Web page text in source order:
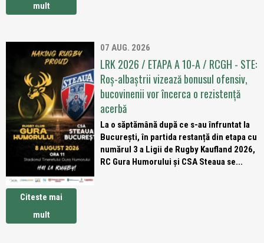
mult
07 AUG. 2026
LRK 2026 / ETAPA A 10-A / RCGH - STE:
Roș-albaștrii vizează bonusul ofensiv,
bucovinenii vor încerca o rezistență
acerbă
La o săptămână după ce s-au înfruntat la
București, în partida restanță din etapa cu
numărul 3 a Ligii de Rugby Kaufland 2026,
RC Gura Humorului și CSA Steaua se...
Citeste mai
mult